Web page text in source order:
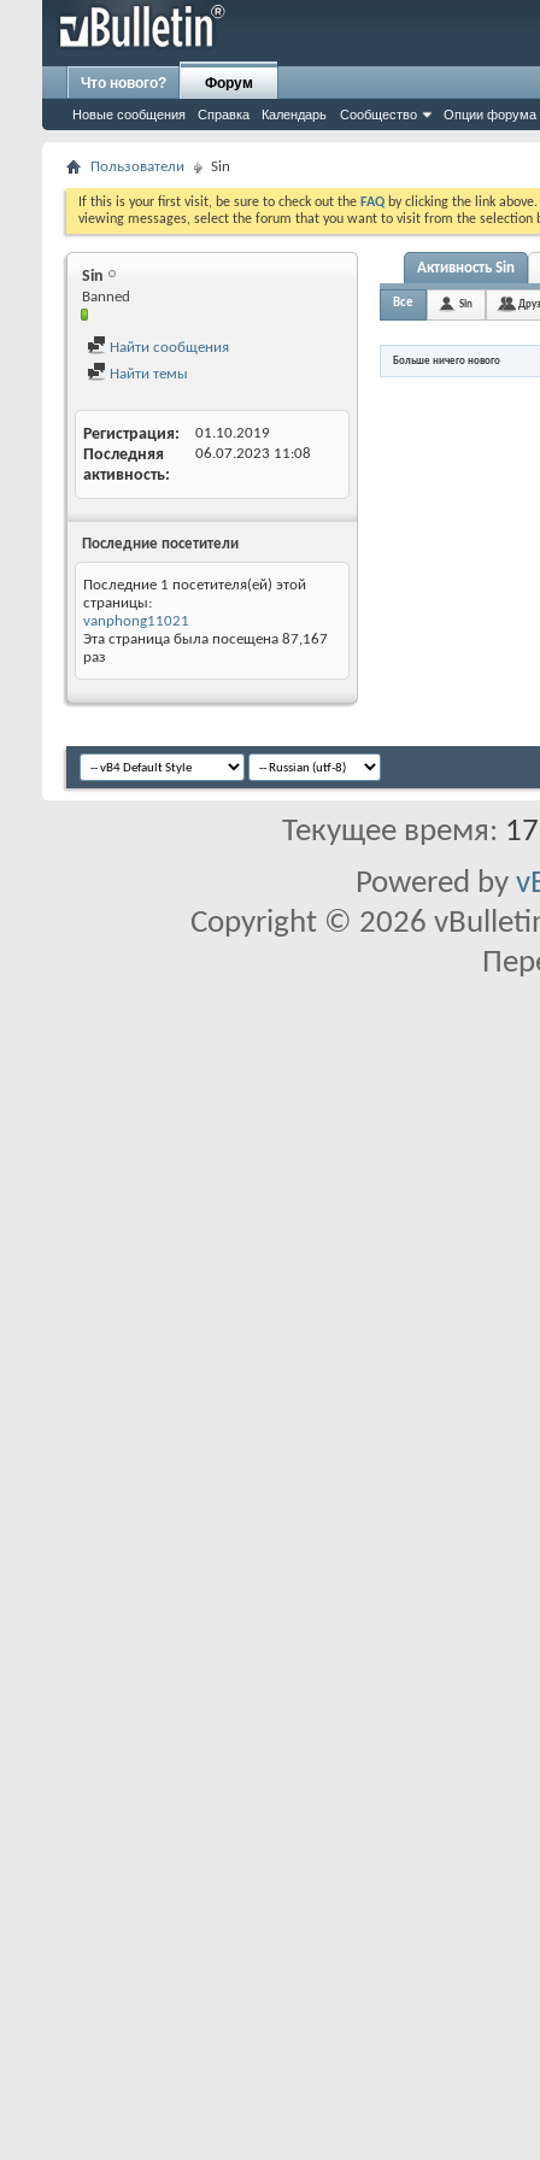
Что нового? Форум
Новые сообщения Справка Календарь Сообщество Опции форума
Пользователи Sin
If this is your first visit, be sure to check out the FAQ by clicking the link
viewing messages, select the forum that you want to visit from the selection
Sin
Banned
Найти сообщения
Найти темы
Регистрация 01.10.2019
Последняя
активность
06.07.2023 11:08
Последние посетители
Последние 1 посетителя(ей) этой
страницы:
vanphong11021
Эта страница была посещена 87,167
раз
Активность Sin
Все Sin
Больше ничего нового
Текущее время:
Powered by
Copyright © 2026